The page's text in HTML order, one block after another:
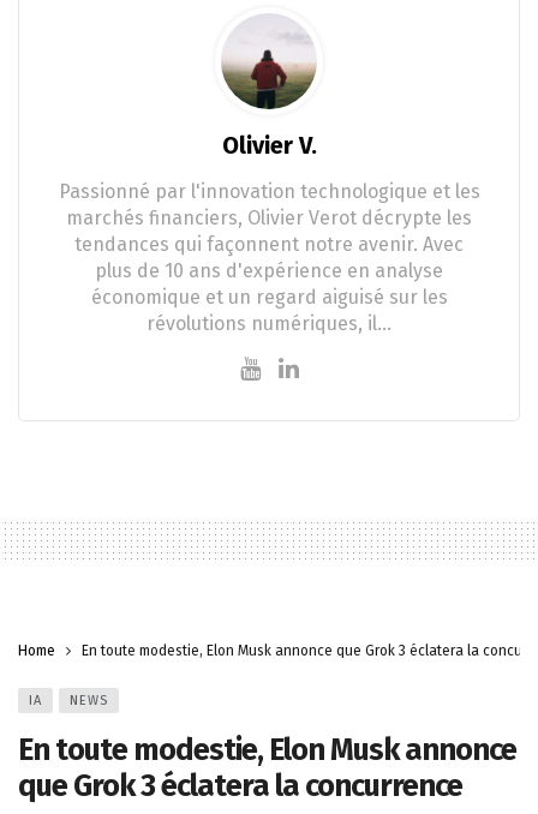
Olivier V.
Passionné par l'innovation technologique et les
marchés financiers, Olivier Verot décrypte les
tendances qui façonnent notre avenir. Avec
plus de 10 ans d'expérience en analyse
économique et un regard aiguisé sur les
révolutions numériques, il…
Home En toute modestie, Elon Musk annonce que Grok 3 éclatera la
IA NEWS
En toute modestie, Elon Musk annonce
que Grok 3 éclatera la concurrence